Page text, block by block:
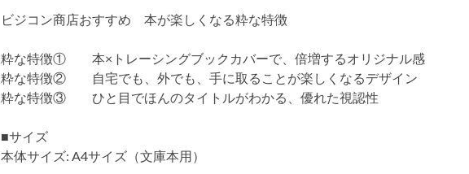
ビジコン商店おすすめ 本が楽しくなる粋な特徴
粋な特徴① 本×トレーシングブックカバーで、倍増するオリジナル感
粋な特徴② 自宅でも、外でも、手に取ることが楽しくなるデザイン
粋な特徴③ ひと目でほんのタイトルがわかる、優れた視認性
■サイズ
本体サイズ: A4サイズ（文庫本用）